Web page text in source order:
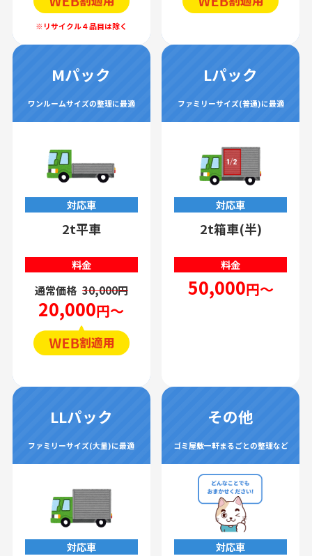
Mパック
ワンルームサイズの整理に最適
対応車
2t平車
料金
通常価格 30,000円
20,000円～
Lパック
ファミリーサイズ(普通)に最適
対応車
2t箱車(半)
料金
50,000円～
LLパック
ファミリーサイズ(大量)に最適
対応車
その他
ゴミ屋敷一軒まるごとの整理など
対応車